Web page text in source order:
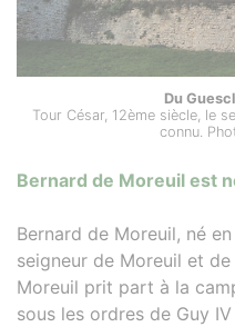
Du
Tour César, 12ème siècle, le
connu.
Bernard de Moreuil est
Bernard de Moreuil, né
seigneur de Moreuil et
Moreuil prit part à la
sous les ordres de Guy